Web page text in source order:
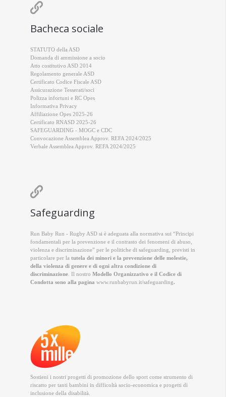

Bacheca sociale
STATUTO della ASD
Domanda di ammissione a socio
Atto costitutivo ASD 2014
Regolamento generale ASD
Certificato Codice Fiscale ASD
Assicurazione Tesserati/soci
Polizza infortuni e RC Opes
Informativa Privacy
Affiliazione Opes 2025-26
Certificato RNASD 2025-26
SAFEGUARDING - MOGC e CDC
Convocazione Assemblea Approv. REFA 2024/2025
Verbale Assemblea Approv. REFA 2024/2025

Safeguarding
Run Baby Run - Rugby ASD si è adeguata alla normativa sui “Principi
fondamentali per la prevenzione e il contrasto dei fenomeni di abuso,
violenza e discriminazione” per le politiche di safeguarding, previsti in
particolare per la tutela dei minori e la prevenzione delle molestie,
della violenza di genere e di ogni altra condizione di
discriminazione . Il nostro Modello Organizzativo e il Codice di
Condotta sono alla pagina www.runbabyrun.it/safeguarding.
Sostieni i nostri progetti di promozione dello sport come strumento di
riscatto per tanti bambini in difficoltà socio-economica e progetti di
inclusione della disabilità.